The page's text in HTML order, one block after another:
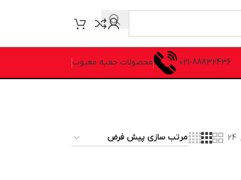
021-88832436 محصولات جعبه معیوب
24